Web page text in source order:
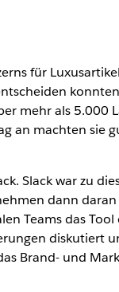
für
mehr als 5.000
an machten sie
Slack war zu
dann
Teams das
diskutiert
Brand- und